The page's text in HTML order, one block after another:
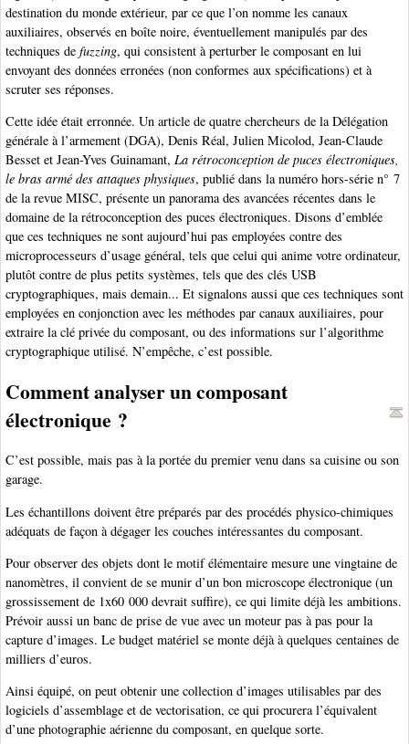
destination du monde extérieur, par ce que l’on nomme les canaux
auxiliaires, observés en boîte noire, éventuellement manipulés par des
techniques de fuzzing, qui consistent à perturber le composant en lui
envoyant des données erronées (non conformes aux spécifications) et à
scruter ses réponses.
Cette idée était erronnée. Un article de quatre chercheurs de la Délégation
générale à l’armement (DGA), Denis Réal, Julien Micolod, Jean-Claude
Besset et Jean-Yves Guinamant, La rétroconception de puces électroniques,
le bras armé des attaques physiques, publié dans la numéro hors-série n° 7
de la revue MISC, présente un panorama des avancées récentes dans le
domaine de la rétroconception des puces électroniques. Disons d’emblée
que ces techniques ne sont aujourd’hui pas employées contre des
microprocesseurs d’usage général, tels que celui qui anime votre ordinateur,
plutôt contre de plus petits systèmes, tels que des clés USB
cryptographiques, mais demain... Et signalons aussi que ces techniques sont
employées en conjonction avec les méthodes par canaux auxiliaires, pour
extraire la clé privée du composant, ou des informations sur l’algorithme
cryptographique utilisé. N’empêche, c’est possible.
Comment analyser un composant
électronique ?
C’est possible, mais pas à la portée du premier venu dans sa cuisine ou son
garage.
Les échantillons doivent être préparés par des procédés physico-chimiques
adéquats de façon à dégager les couches intéressantes du composant.
Pour observer des objets dont le motif élémentaire mesure une vingtaine de
nanomètres, il convient de se munir d’un bon microscope électronique (un
grossissement de 1x60 000 devrait suffire), ce qui limite déjà les ambitions.
Prévoir aussi un banc de prise de vue avec un moteur pas à pas pour la
capture d’images. Le budget matériel se monte déjà à quelques centaines de
milliers d’euros.
Ainsi équipé, on peut obtenir une collection d’images utilisables par des
logiciels d’assemblage et de vectorisation, ce qui procurera l’équivalent
d’une photographie aérienne du composant, en quelque sorte.